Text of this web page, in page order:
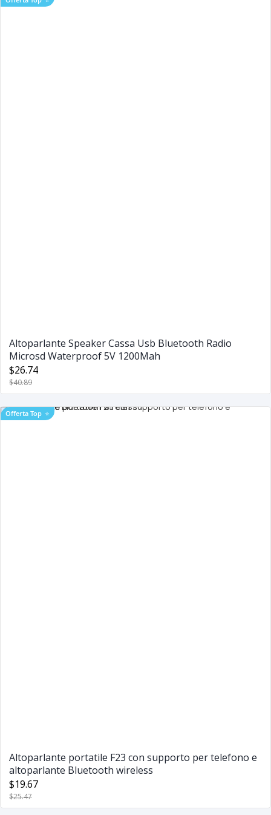
Altoparlante Speaker Cassa Usb Bluetooth Radio
Microsd Waterproof 5V 1200Mah
$26.74
$40.89
Offerta Top ⭐
Altoparlante portatile F23 con supporto per telefono e
altoparlante Bluetooth wireless
$19.67
$25.47